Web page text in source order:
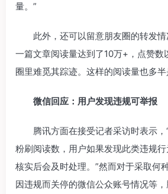
量。”
此外，还可以留意朋友圈的转发情
一篇文章阅读量达到了10万+，点赞数
圈里难觅其踪迹。这样的阅读量也多半
微信回应：用户发现违规可举报
腾讯方面在接受记者采访时表示，
粉刷阅读数，用户如果发现此类违规
核实后会及时处理。”然而对于采取何
因违规而关停的微信公众账号情况等，